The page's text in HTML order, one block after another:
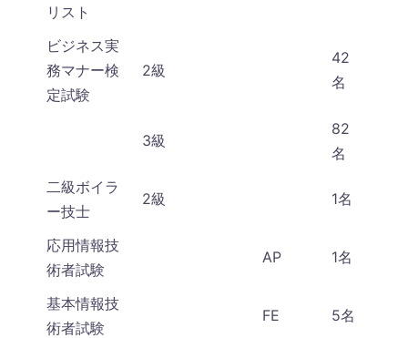
リスト
ビジネス実
務マナー検
定試験
2級
42
名
3級
82
名
二級ボイラ
ー技士
2級 1名
応用情報技
術者試験
AP 1名
基本情報技
術者試験
FE 5名